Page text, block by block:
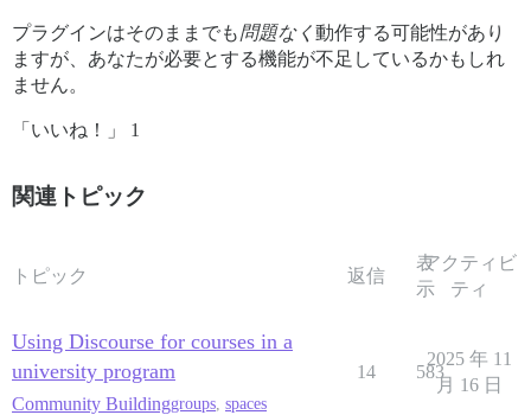
プラグインはそのままでも問題なく動作する可能性があり
ますが、あなたが必要とする機能が不足しているかもしれ
ません。
「いいね！」 1
関連トピック
トピック 返信
表
示
アクティビ
ティ
Using Discourse for courses in a
university program
Community Buildinggroups, spaces
14 583
2025 年 11
月 16 日